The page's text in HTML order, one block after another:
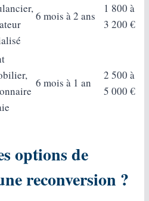
6 mois à 2 ans
1 800 à
3 200 €
6 mois à 1 an
2 500 à
5 000 €
options de
reconversion ?